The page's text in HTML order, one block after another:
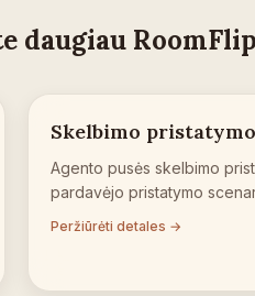
daugiau
Skelbimo
Agento pusės skelbimo
pardavėjo pristatymo
Peržiūrėti detales →